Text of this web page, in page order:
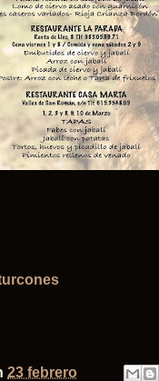
23 febrero